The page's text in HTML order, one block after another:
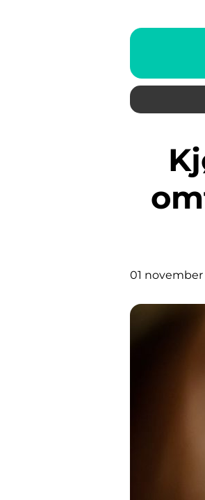
Kjøp postkassetrening: En
01 november